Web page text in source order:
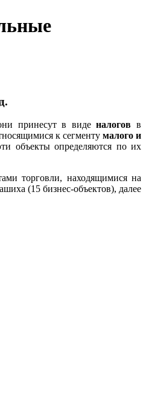
принесут в виденалогов в
к сегменту малого и
объекты определяются по их
торговли, находящимися на
(15 бизнес-объектов), далее